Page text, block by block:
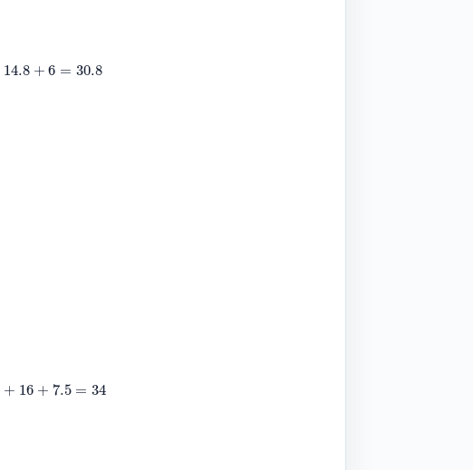
+ 6 =30.8
+ 7.5 34